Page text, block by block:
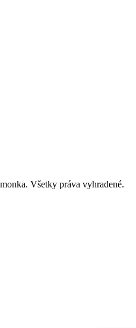
Všetky práva vyhradené.